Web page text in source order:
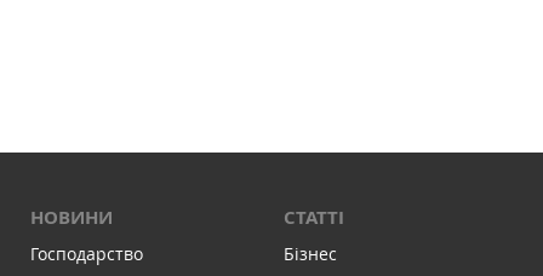
НОВИНИ
Господарство
СТАТТІ
Бізнес